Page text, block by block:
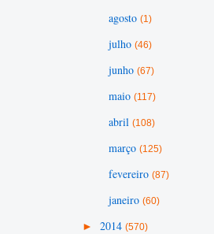
agosto (1)
julho (46)
junho (67)
maio (117)
abril (108)
março (125)
fevereiro (87)
janeiro (60)
► 2014 (570)